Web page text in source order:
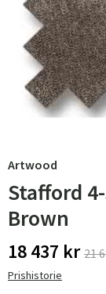
Artwood
Stafford
Brown
18 437 kr 21
Prishistorie